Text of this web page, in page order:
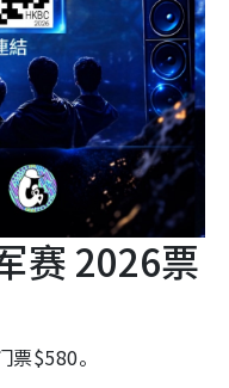
赛 2026票
$580。